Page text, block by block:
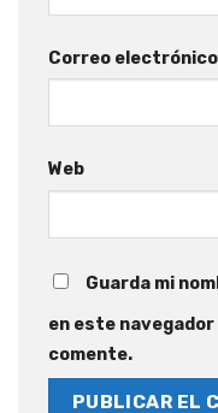
Correo electrónico
Web
Guarda mi
en este
comente.